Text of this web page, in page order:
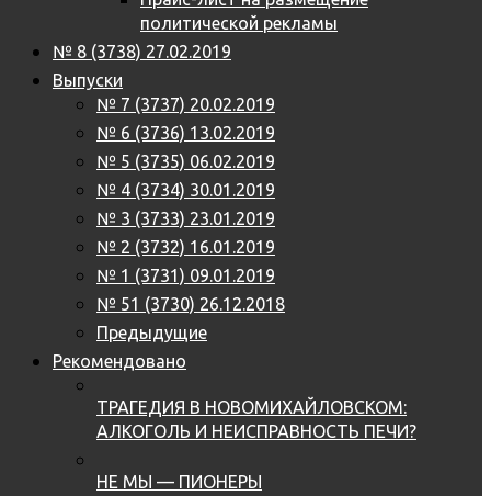
политической рекламы
№ 8 (3738) 27.02.2019
Выпуски
№ 7 (3737) 20.02.2019
№ 6 (3736) 13.02.2019
№ 5 (3735) 06.02.2019
№ 4 (3734) 30.01.2019
№ 3 (3733) 23.01.2019
№ 2 (3732) 16.01.2019
№ 1 (3731) 09.01.2019
№ 51 (3730) 26.12.2018
Предыдущие
Рекомендовано
ТРАГЕДИЯ В НОВОМИХАЙЛОВСКОМ:
АЛКОГОЛЬ И НЕИСПРАВНОСТЬ ПЕЧИ?
НЕ МЫ — ПИОНЕРЫ